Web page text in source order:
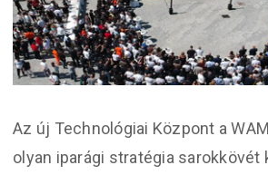
Az új Technológiai Központ a
olyan iparági stratégia sarokkövét